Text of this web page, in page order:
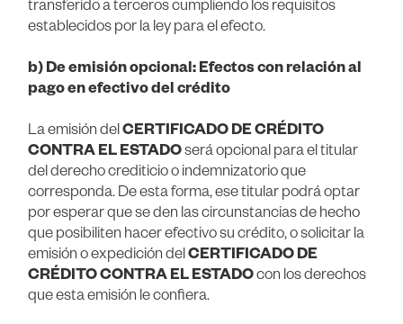
establecidos por la ley para el efecto.
b) De emisión opcional: Efectos con relación al
pago en efectivo del crédito
La emisión delCERTIFICADO DE CRÉDITO
CONTRA EL ESTADOserá opcional para el titular
del derecho crediticio o indemnizatorio que
corresponda. De esta forma, ese titular podrá optar
por esperar que se den las circunstancias de hecho
que posibiliten hacer efectivo su crédito, o solicitar la
emisión o expedición delCERTIFICADO DE
CRÉDITO CONTRA EL ESTADOcon los derechos
que esta emisión le confiera.